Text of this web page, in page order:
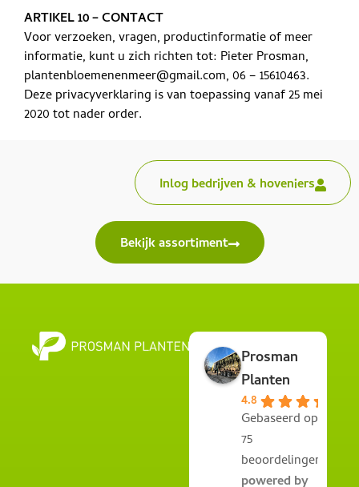
ARTIKEL 10 – CONTACT
Voor verzoeken, vragen, productinformatie of meer
informatie, kunt u zich richten tot: Pieter Prosman,
plantenbloemenenmeer@gmail.com, 06 – 15610463.
Deze privacyverklaring is van toepassing vanaf 25 mei
2020 tot nader order.
Inlog bedrijven & hoveniers
Bekijk assortiment
Prosman
Planten
4.8
Gebaseerd op
75
beoordelingen
powered by